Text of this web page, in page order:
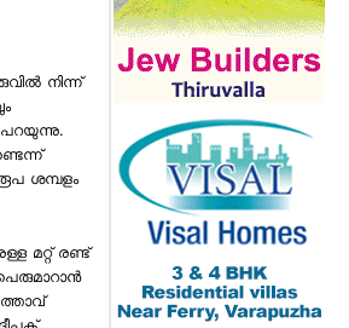
നിന്ന്
ശമ്പളം
മറ്റ് രണ്ട്
ശ്രീരാമന്റെ റോളില്‍ രണ്‍ബീര്‍
കപൂര്‍: രാവണന്‍ ആകുന്നത്